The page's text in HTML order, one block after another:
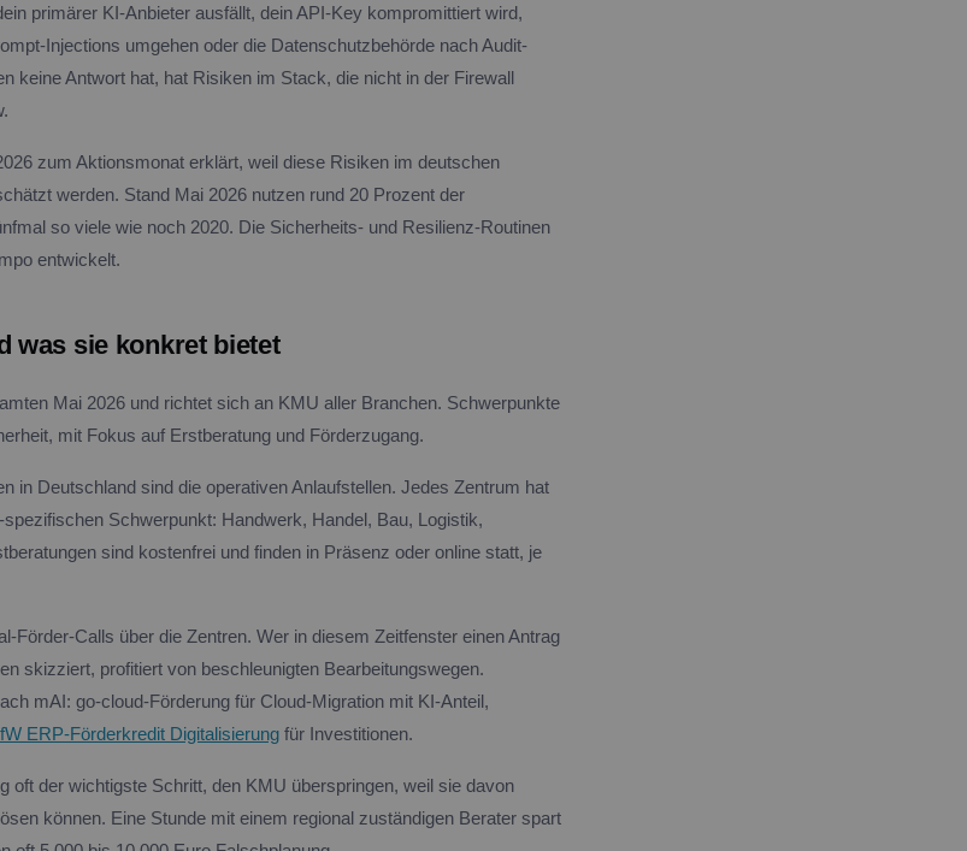
primärer KI-Anbieter ausfällt, dein API-Key kompromittiert wird,
Injections umgehen oder die Datenschutzbehörde nach Audit-
keine Antwort hat, hat Risiken im Stack, die nicht in der Firewall
zum Aktionsmonat erklärt, weil diese Risiken im deutschen
werden. Stand Mai 2026 nutzen rund 20 Prozent der
so viele wie noch 2020. Die Sicherheits- und Resilienz-Routinen
entwickelt.
was sie konkret bietet
Mai 2026 und richtet sich an KMU aller Branchen. Schwerpunkte
mit Fokus auf Erstberatung und Förderzugang.
in Deutschland sind die operativen Anlaufstellen. Jedes Zentrum hat
Schwerpunkt: Handwerk, Handel, Bau, Logistik,
sind kostenfrei und finden in Präsenz oder online statt, je
Förder-Calls über die Zentren. Wer in diesem Zeitfenster einen Antrag
skizziert, profitiert von beschleunigten Bearbeitungswegen.
mAI: go-cloud-Förderung für Cloud-Migration mit KI-Anteil,
ERP-Förderkredit Digitalisierung für Investitionen.
oft der wichtigste Schritt, den KMU überspringen, weil sie davon
können. Eine Stunde mit einem regional zuständigen Berater spart